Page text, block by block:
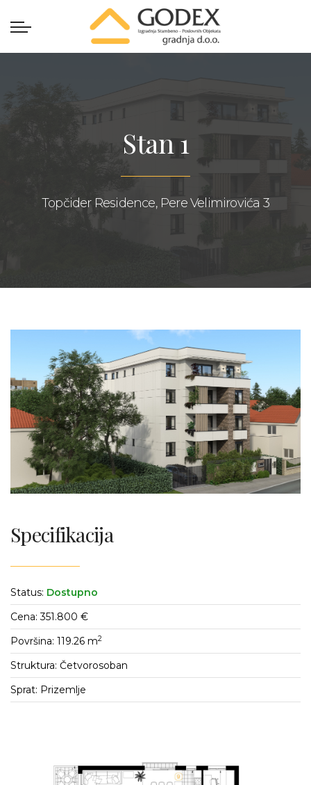
Stan 1
Topčider Residence, Pere Velimirovića 3
Specifikacija
Status: Dostupno
Cena: 351.800 €
Površina: 119.26 m2
Struktura: Četvorosoban
Sprat: Prizemlje